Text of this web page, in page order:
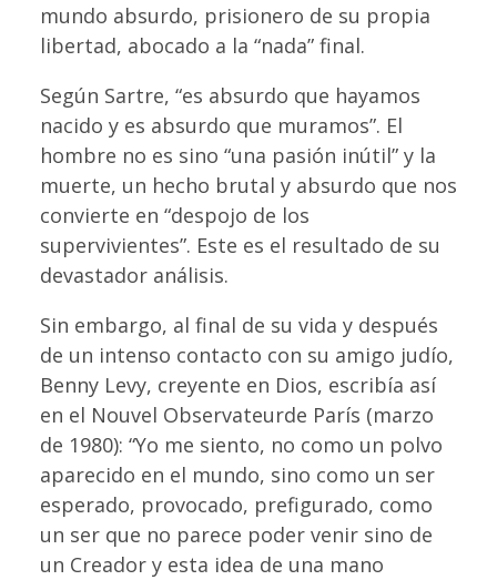
mundo absurdo, prisionero de su propia
libertad, abocado a la “nada” final.
Según Sartre, “es absurdo que hayamos
nacido y es absurdo que muramos”. El
hombre no es sino “una pasión inútil” y la
muerte, un hecho brutal y absurdo que nos
convierte en “despojo de los
supervivientes”. Este es el resultado de su
devastador análisis.
Sin embargo, al final de su vida y después
de un intenso contacto con su amigo judío,
Benny Levy, creyente en Dios, escribía así
en el Nouvel Observateurde París (marzo
de 1980): “Yo me siento, no como un polvo
aparecido en el mundo, sino como un ser
esperado, provocado, prefigurado, como
un ser que no parece poder venir sino de
un Creador y esta idea de una mano